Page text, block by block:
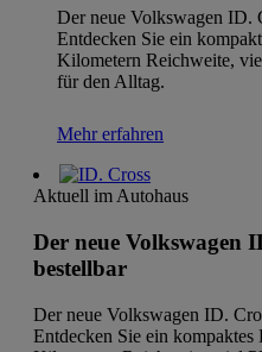
Der neue Volkswagen ID.
Entdecken Sie ein
Kilometern Reichweite,
für den Alltag.
Mehr erfahren
Aktuell im Autohaus
Der neue Volkswagen
bestellbar
Der neue Volkswagen ID.
Entdecken Sie ein